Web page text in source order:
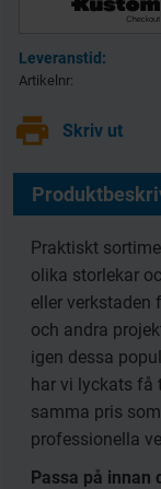
Artikelnr
print Skriv ut
Praktiskt
olika storlekar
eller verkstaden
och andra
igen dessa
har vi lyckats få
samma pris
professionella
Passa på innan